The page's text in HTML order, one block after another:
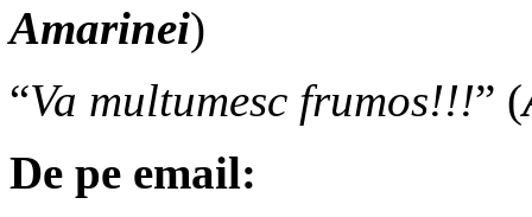
Amarinei)
“Va multumesc frumos!!!” (
De pe email: